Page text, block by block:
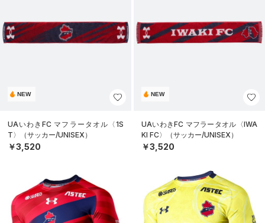
NEW
UAいわきFC マフラータオル〈1S
T〉（サッカー/UNISEX）
￥3,520
NEW
UAいわきFC マフラータオル〈IWA
KI FC〉（サッカー/UNISEX）
￥3,520